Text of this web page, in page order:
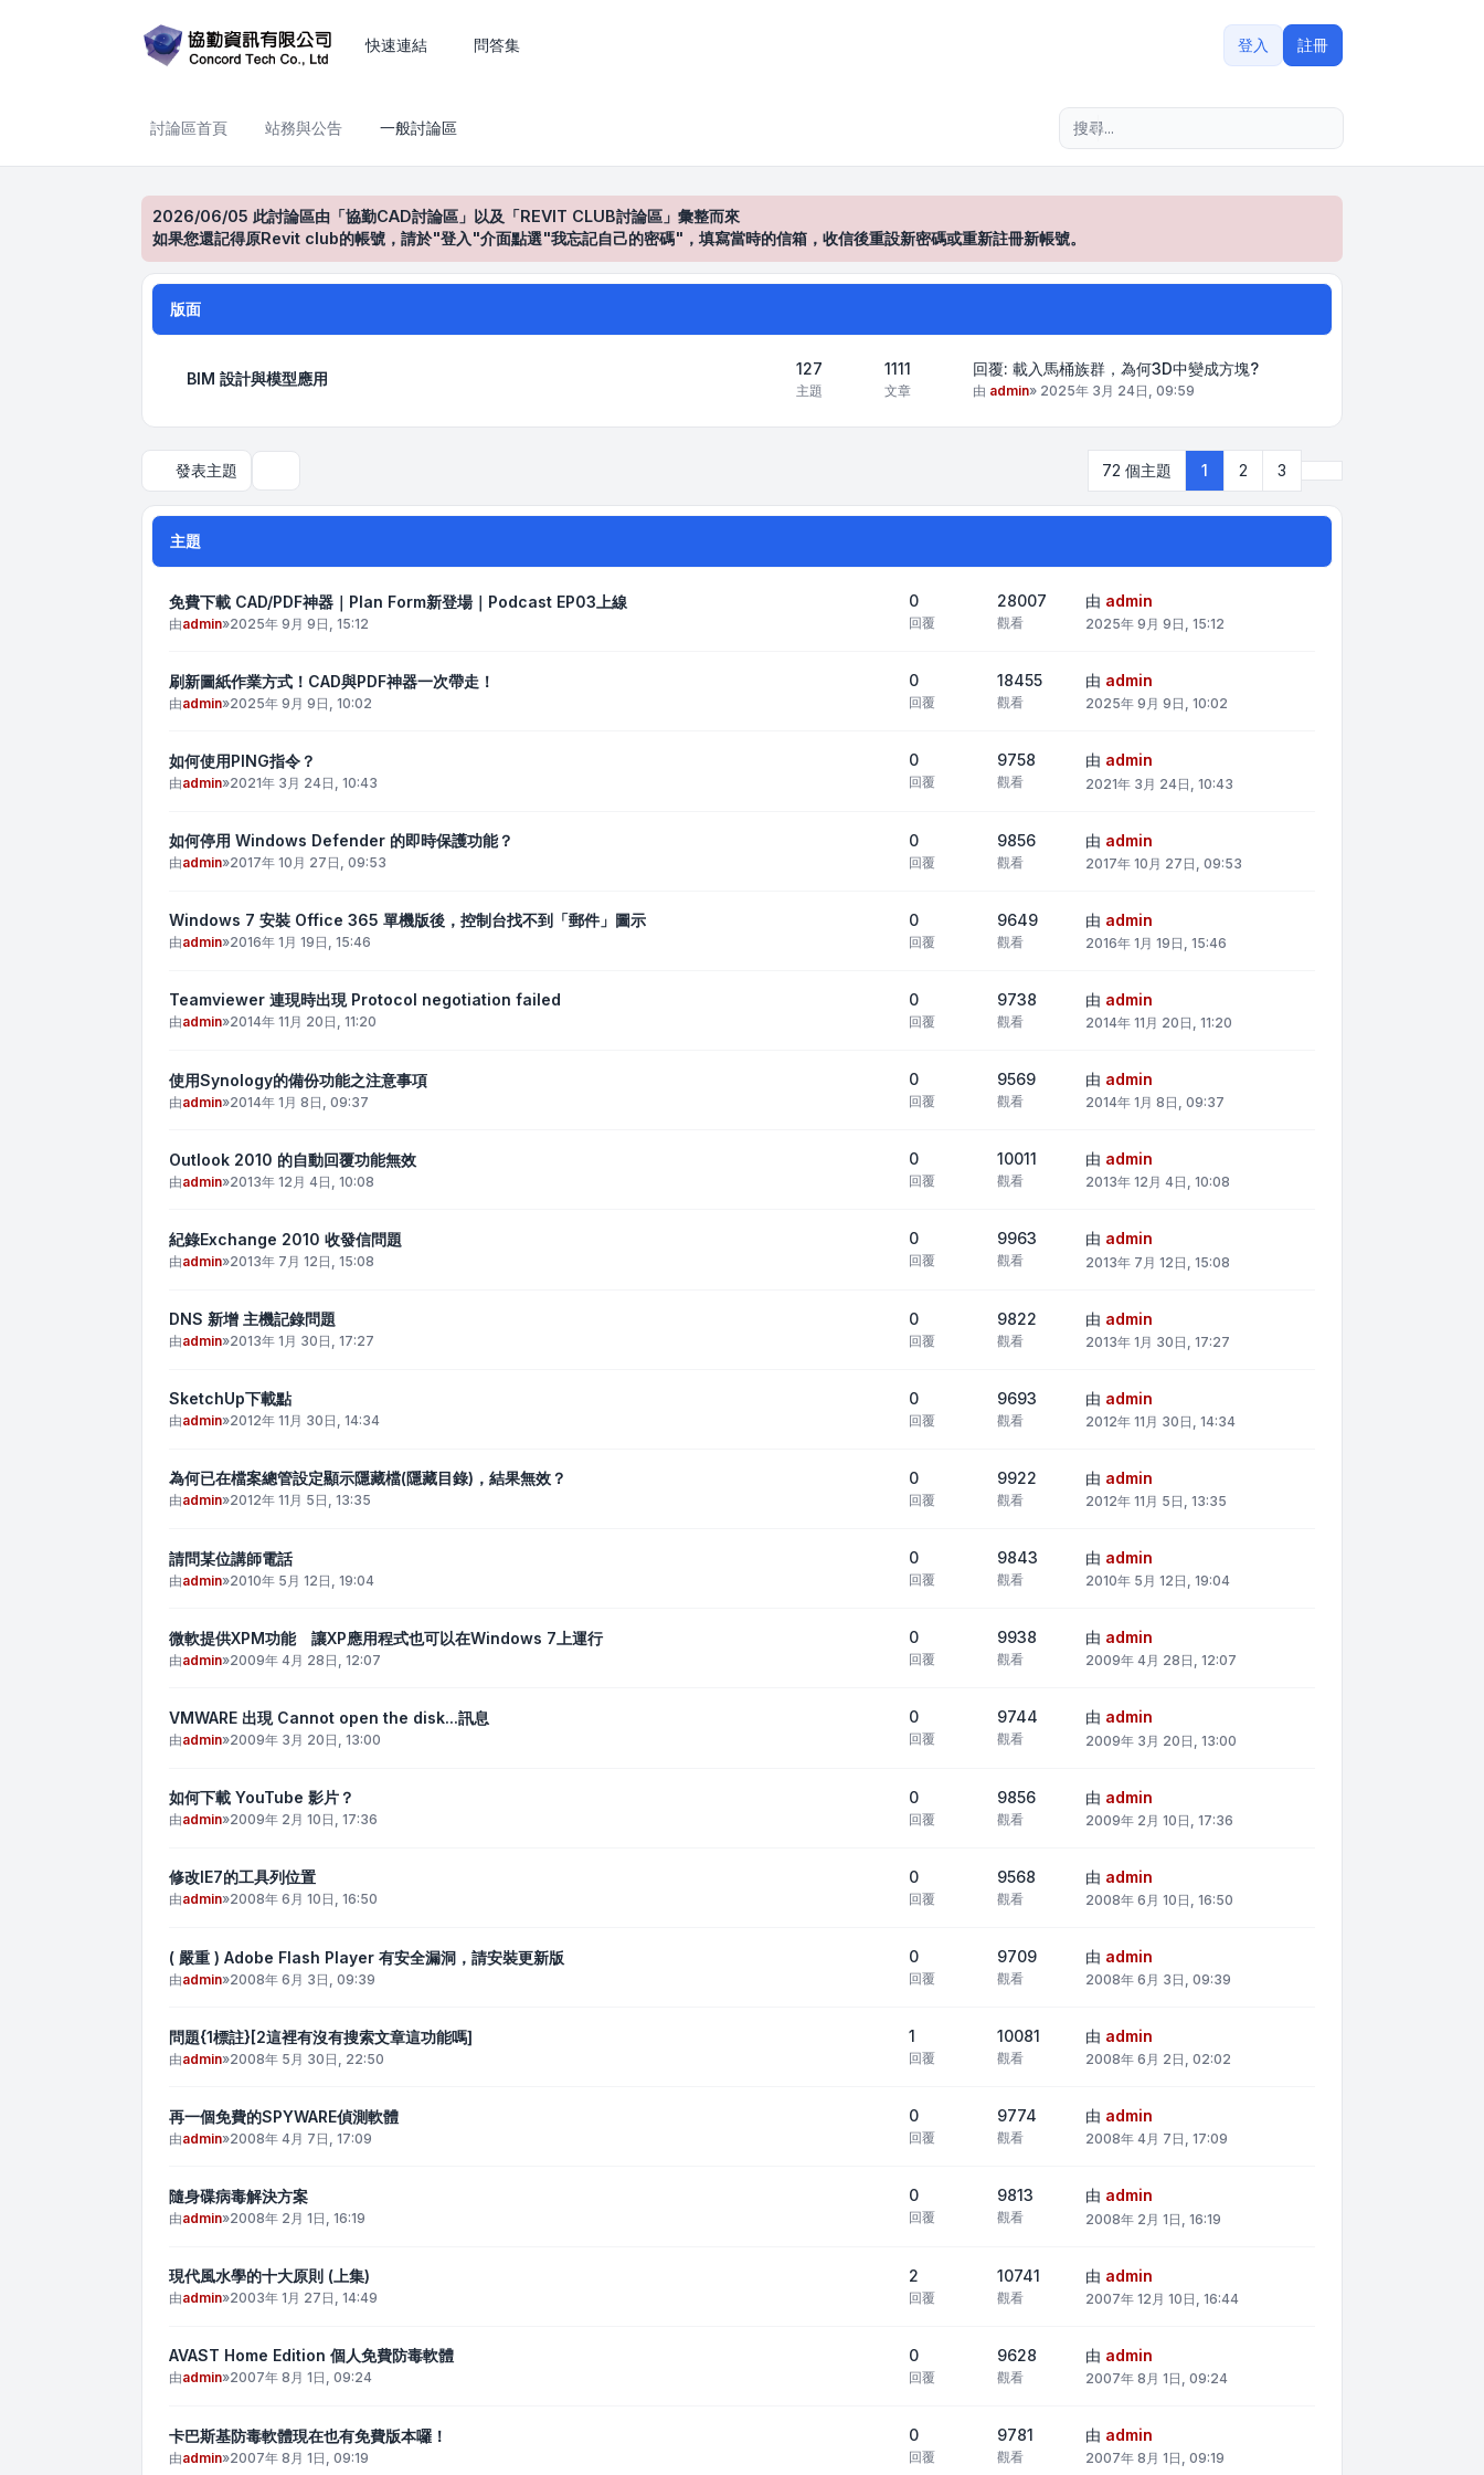
快速連結 問答集 登入 註冊
討論區首頁 站務與公告 一般討論區
2026/06/05 此討論區由「協勤CAD討論區」以及「REVIT CLUB討論區」彙整而來
如果您還記得原Revit club的帳號，請於"登入"介面點選"我忘記自己的密碼"，填寫當時的信箱，收信後重設新密碼或重新註冊新帳號。
版面
BIM 設計與模型應用
127
主題
1111
文章
回覆: 載入馬桶族群，為何3D中變成方塊?
由 admin» 2025年 3月 24日, 09:59
發表主題 72 個主題 1 2 3
主題
免費下載 CAD/PDF神器｜Plan Form新登場｜Podcast EP03上線
由admin»2025年 9月 9日, 15:12
0
回覆
28007
觀看
由 admin
2025年 9月 9日, 15:12
刷新圖紙作業方式！CAD與PDF神器一次帶走！
由admin»2025年 9月 9日, 10:02
0
回覆
18455
觀看
由 admin
2025年 9月 9日, 10:02
如何使用PING指令？
由admin»2021年 3月 24日, 10:43
0
回覆
9758
觀看
由 admin
2021年 3月 24日, 10:43
如何停用 Windows Defender 的即時保護功能？
由admin»2017年 10月 27日, 09:53
0
回覆
9856
觀看
由 admin
2017年 10月 27日, 09:53
Windows 7 安裝 Office 365 單機版後，控制台找不到「郵件」圖示
由admin»2016年 1月 19日, 15:46
0
回覆
9649
觀看
由 admin
2016年 1月 19日, 15:46
Teamviewer 連現時出現 Protocol negotiation failed
由admin»2014年 11月 20日, 11:20
0
回覆
9738
觀看
由 admin
2014年 11月 20日, 11:20
使用Synology的備份功能之注意事項
由admin»2014年 1月 8日, 09:37
0
回覆
9569
觀看
由 admin
2014年 1月 8日, 09:37
Outlook 2010 的自動回覆功能無效
由admin»2013年 12月 4日, 10:08
0
回覆
10011
觀看
由 admin
2013年 12月 4日, 10:08
紀錄Exchange 2010 收發信問題
由admin»2013年 7月 12日, 15:08
0
回覆
9963
觀看
由 admin
2013年 7月 12日, 15:08
DNS 新增 主機記錄問題
由admin»2013年 1月 30日, 17:27
0
回覆
9822
觀看
由 admin
2013年 1月 30日, 17:27
SketchUp下載點
由admin»2012年 11月 30日, 14:34
0
回覆
9693
觀看
由 admin
2012年 11月 30日, 14:34
為何已在檔案總管設定顯示隱藏檔(隱藏目錄)，結果無效？
由admin»2012年 11月 5日, 13:35
0
回覆
9922
觀看
由 admin
2012年 11月 5日, 13:35
請問某位講師電話
由admin»2010年 5月 12日, 19:04
0
回覆
9843
觀看
由 admin
2010年 5月 12日, 19:04
微軟提供XPM功能 讓XP應用程式也可以在Windows 7上運行
由admin»2009年 4月 28日, 12:07
0
回覆
9938
觀看
由 admin
2009年 4月 28日, 12:07
VMWARE 出現 Cannot open the disk...訊息
由admin»2009年 3月 20日, 13:00
0
回覆
9744
觀看
由 admin
2009年 3月 20日, 13:00
如何下載 YouTube 影片？
由admin»2009年 2月 10日, 17:36
0
回覆
9856
觀看
由 admin
2009年 2月 10日, 17:36
修改IE7的工具列位置
由admin»2008年 6月 10日, 16:50
0
回覆
9568
觀看
由 admin
2008年 6月 10日, 16:50
( 嚴重 ) Adobe Flash Player 有安全漏洞，請安裝更新版
由admin»2008年 6月 3日, 09:39
0
回覆
9709
觀看
由 admin
2008年 6月 3日, 09:39
問題{1標註}[2這裡有沒有搜索文章這功能嗎]
由admin»2008年 5月 30日, 22:50
1
回覆
10081
觀看
由 admin
2008年 6月 2日, 02:02
再一個免費的SPYWARE偵測軟體
由admin»2008年 4月 7日, 17:09
0
回覆
9774
觀看
由 admin
2008年 4月 7日, 17:09
隨身碟病毒解決方案
由admin»2008年 2月 1日, 16:19
0
回覆
9813
觀看
由 admin
2008年 2月 1日, 16:19
現代風水學的十大原則 (上集)
由admin»2003年 1月 27日, 14:49
2
回覆
10741
觀看
由 admin
2007年 12月 10日, 16:44
AVAST Home Edition 個人免費防毒軟體
由admin»2007年 8月 1日, 09:24
0
回覆
9628
觀看
由 admin
2007年 8月 1日, 09:24
卡巴斯基防毒軟體現在也有免費版本囉！
由admin»2007年 8月 1日, 09:19
0
回覆
9781
觀看
由 admin
2007年 8月 1日, 09:19